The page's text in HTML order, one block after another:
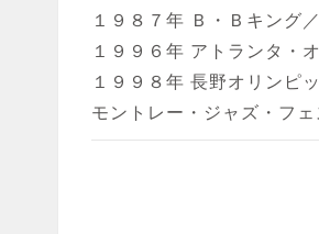
ジェームス・リジィ
18th HOLE
シルクスクリーン(3D)
１９８７年 Ｂ・Ｂキング
１９９６年 アトランタ・
１９９８年 長野オリンピ
モントレー・ジャズ・フ